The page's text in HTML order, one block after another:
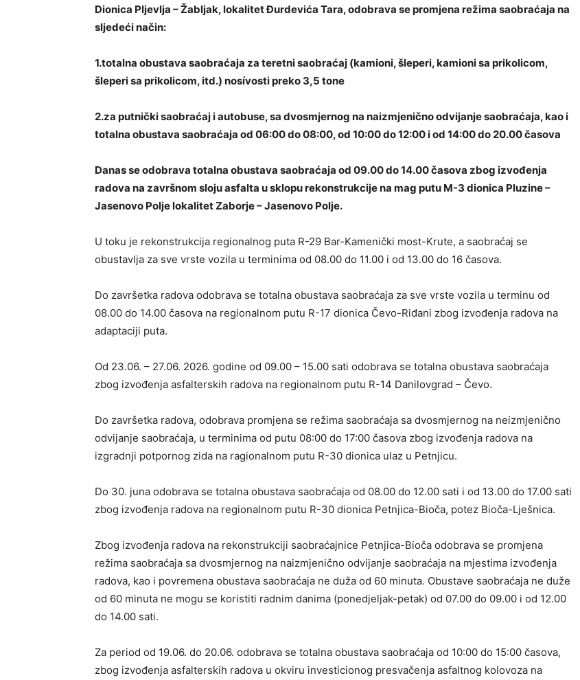
Dionica Pljevlja – Žabljak, lokalitet Đurdevića Tara, odobrava se promjena režima saobraćaja na
sljedeći način:
1.totalna obustava saobraćaja za teretni saobraćaj (kamioni, šleperi, kamioni sa prikolicom,
šleperi sa prikolicom, itd.) nosívosti preko 3,5 tone
2.za putnički saobraćaj i autobuse, sa dvosmjernog na naizmjenično odvijanje saobraćaja, kao i
totalna obustava saobraćaja od 06:00 do 08:00, od 10:00 do 12:00 i od 14:00 do 20.00 časova
Danas se odobrava totalna obustava saobraćaja od 09.00 do 14.00 časova zbog izvođenja
radova na završnom sloju asfalta u sklopu rekonstrukcije na mag putu M-3 dionica Pluzine –
Jasenovo Polje lokalitet Zaborje – Jasenovo Polje.
U toku je rekonstrukcija regionalnog puta R-29 Bar-Kamenički most-Krute, a saobraćaj se
obustavlja za sve vrste vozila u terminima od 08.00 do 11.00 i od 13.00 do 16 časova.
Do završetka radova odobrava se totalna obustava saobraćaja za sve vrste vozila u terminu od
08.00 do 14.00 časova na regionalnom putu R-17 dionica Čevo-Riđani zbog izvođenja radova na
adaptaciji puta.
Od 23.06. – 27.06. 2026. godine od 09.00 – 15.00 sati odobrava se totalna obustava saobraćaja
zbog izvođenja asfalterskih radova na regionalnom putu R-14 Danilovgrad – Čevo.
Do završetka radova, odobrava promjena se režima saobraćaja sa dvosmjernog na neizmjenično
odvijanje saobraćaja, u terminima od putu 08:00 do 17:00 časova zbog izvođenja radova na
izgradnji potpornog zida na ragionalnom putu R-30 dionica ulaz u Petnjicu.
Do 30. juna odobrava se totalna obustava saobraćaja od 08.00 do 12.00 sati i od 13.00 do 17.00 sati
zbog izvođenja radova na regionalnom putu R-30 dionica Petnjica-Bioča, potez Bioča-Lješnica.
Zbog izvođenja radova na rekonstrukciji saobraćajnice Petnjica-Bioča odobrava se promjena
režima saobraćaja sa dvosmjernog na naizmjenično odvijanje saobraćaja na mjestima izvođenja
radova, kao i povremena obustava saobraćaja ne duža od 60 minuta. Obustave saobraćaja ne duže
od 60 minuta ne mogu se koristiti radnim danima (ponedjeljak-petak) od 07.00 do 09.00 i od 12.00
do 14.00 sati.
Za period od 19.06. do 20.06. odobrava se totalna obustava saobraćaja od 10:00 do 15:00 časova,
zbog izvođenja asfalterskih radova u okviru investicionog presvačenja asfaltnog kolovoza na